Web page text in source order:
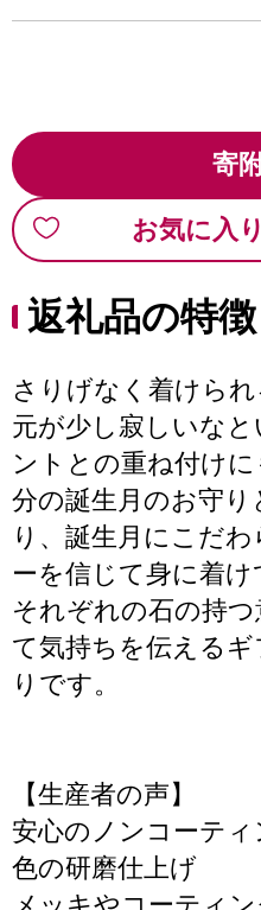
寄
お気に入
返礼品の特徴
さりげなく着けら
元が少し寂しいな
ントとの重ね付け
分の誕生月のお守り
り、誕生月にこだ
ーを信じて身に着け
それぞれの石の持
て気持ちを伝える
りです。
【生産者の声】
安心のノンコーテ
色の研磨仕上げ